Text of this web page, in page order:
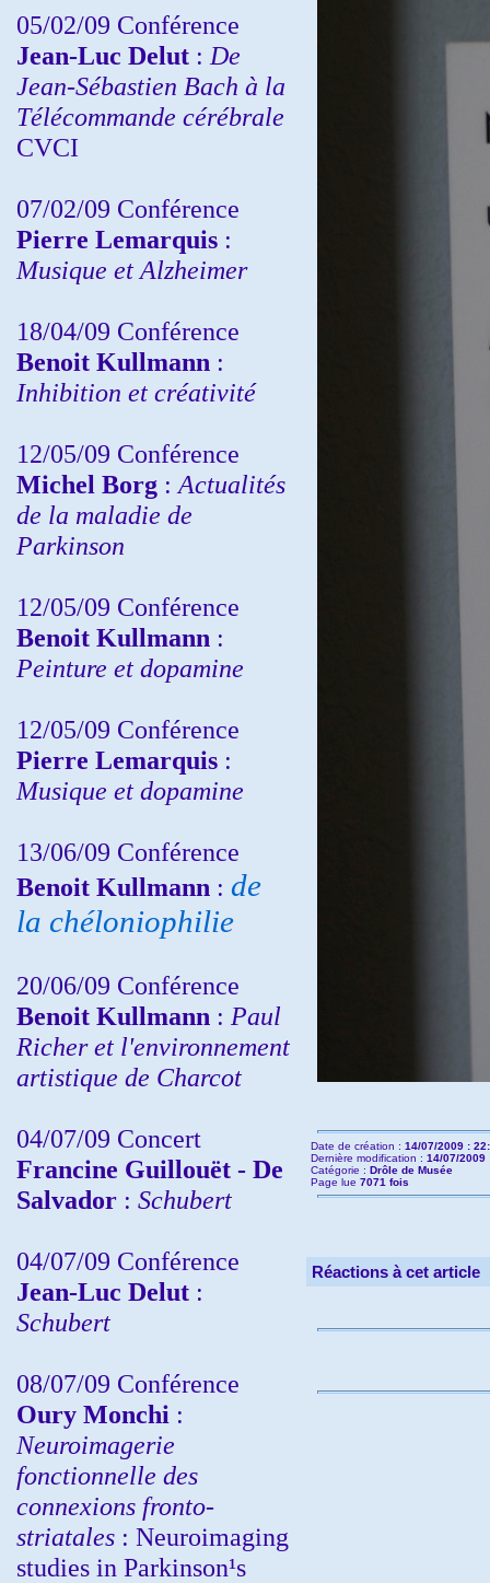
05/02/09 Conférence
Jean-Luc Delut : De
Jean-Sébastien Bach à la
Télécommande cérébrale
CVCI
07/02/09 Conférence
Pierre Lemarquis :
Musique et Alzheimer
18/04/09 Conférence
Benoit Kullmann :
Inhibition et créativité
12/05/09 Conférence
Michel Borg : Actualités
de la maladie de
Parkinson
12/05/09 Conférence
Benoit Kullmann :
Peinture et dopamine
12/05/09 Conférence
Pierre Lemarquis :
Musique et dopamine
13/06/09 Conférence
Benoit Kullmann : de
la chéloniophilie
20/06/09 Conférence
Benoit Kullmann : Paul
Richer et l'environnement
artistique de Charcot
04/07/09 Concert
Francine Guillouët - De
Salvador : Schubert
04/07/09 Conférence
Jean-Luc Delut :
Schubert
08/07/09 Conférence
Oury Monchi :
Neuroimagerie
fonctionnelle des
connexions fronto-
striatales : Neuroimaging
studies in Parkinson¹s
Date de création : 14/07/2009 :
Dernière modification : 14/07/2009
Catégorie : Drôle de Musée
Page lue 7071 fois
Réactions à cet article